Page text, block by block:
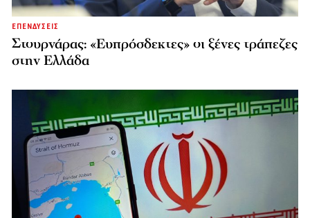
ΕΠΕΝΔΥΣΕΙΣ
Στουρνάρας: «Ευπρόσδεκτες» οι ξένες τράπεζες
στην Ελλάδα